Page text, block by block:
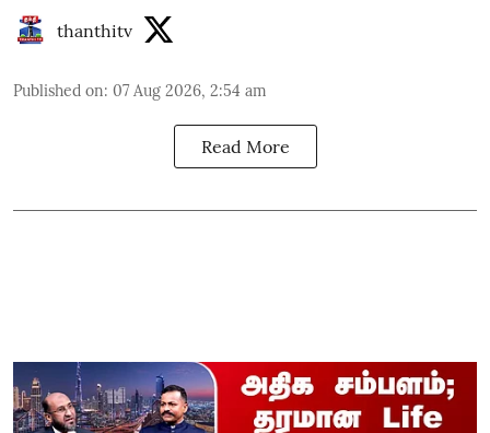
thanthitv
Published on: 07 Aug 2026, 2:54 am
Read More